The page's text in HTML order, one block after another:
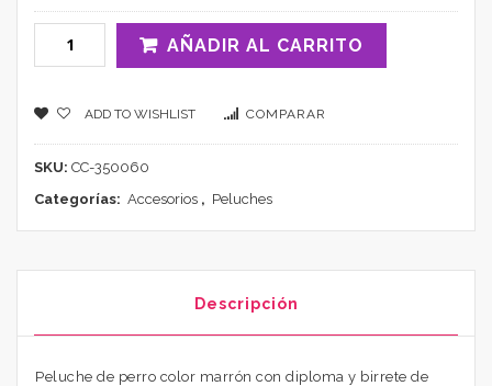
AÑADIR AL CARRITO
ADD TO WISHLIST COMPARAR
SKU: CC-350060
Categorías: Accesorios , Peluches
Descripción
Peluche de perro color marrón con diploma y birrete de